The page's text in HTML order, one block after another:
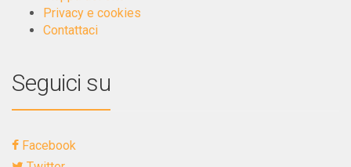
Privacy e cookies
Contattaci
Seguici su
Facebook